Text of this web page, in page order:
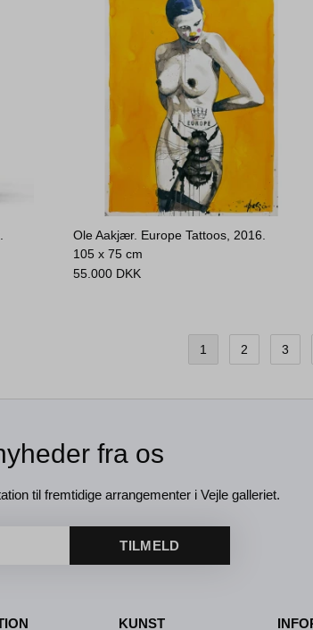
Ole Aakjær. Europe Tattoos, 2016.
105 x 75 cm
55.000 DKK
1 2 3
fra os
til fremtidige arrangementer i Vejle galleriet.
TILMELD
KUNST